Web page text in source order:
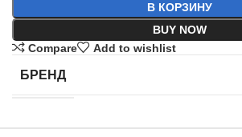
В КОРЗИНУ
BUY NOW
Compare
Add to wishlist
БРЕНД